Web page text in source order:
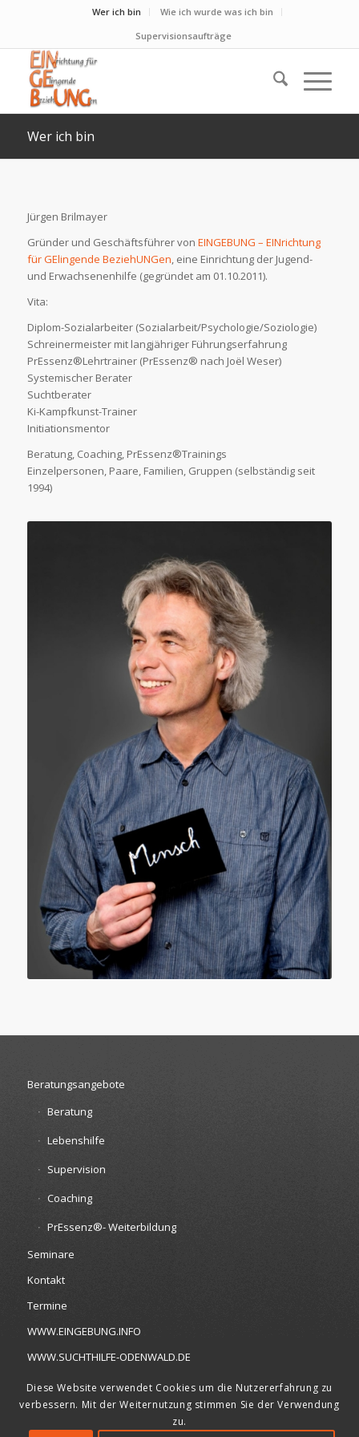
Wer ich bin
Wie ich wurde was ich bin
Supervisionsaufträge
Wer ich bin
Jürgen Brilmayer
Gründer und Geschäftsführer von EINGEBUNG – EINrichtung
für GElingende BeziehUNGen, eine Einrichtung der Jugend-
und Erwachsenenhilfe (gegründet am 01.10.2011).
Vita:
Diplom-Sozialarbeiter (Sozialarbeit/Psychologie/Soziologie)
Schreinermeister mit langjähriger Führungserfahrung
PrEssenz®Lehrtrainer (PrEssenz® nach Joël Weser)
Systemischer Berater
Suchtberater
Ki-Kampfkunst-Trainer
Initiationsmentor
Beratung, Coaching, PrEssenz®Trainings
Einzelpersonen, Paare, Familien, Gruppen (selbständig seit
1994)
Beratungsangebote
Beratung
Lebenshilfe
Supervision
Coaching
PrEssenz®- Weiterbildung
Seminare
Kontakt
Termine
WWW.EINGEBUNG.INFO
WWW.SUCHTHILFE-ODENWALD.DE
Diese Website verwendet Cookies um die Nutzererfahrung zu
verbessern. Mit der Weiternutzung stimmen Sie der Verwendung
zu.